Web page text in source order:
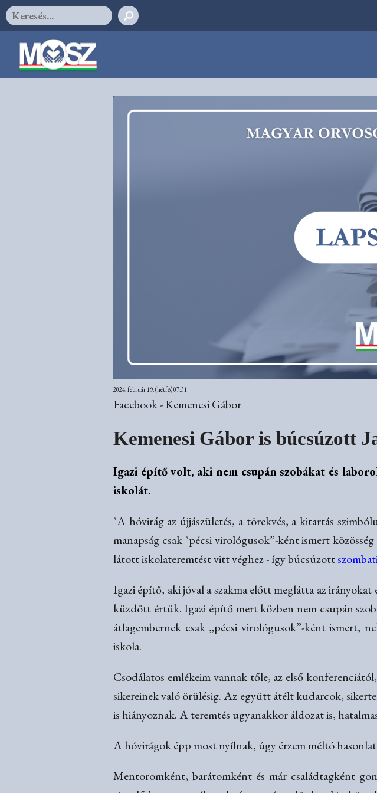
2024. február 19. (hétfő) 07:31
Facebook - Kemenesi Gábor
Kemenesi Gábor is búcsúzott
Igazi építő volt, aki nem csupán szobákat és
iskolát.
"A hóvirág az újjászületés, a törekvés, a kitartás
manapság csak "pécsi virológusok”-ként ismert
látott iskolateremtést vitt véghez - így búcsúzott
Igazi építő, aki jóval a szakma előtt meglátta az
küzdött értük. Igazi építő mert közben nem csupán
átlagembernek csak „pécsi virológusok”-ként ismert,
iskola.
Csodálatos emlékeim vannak tőle, az első
sikereinek való örülésig. Az együtt átélt kudarcok,
is hiányoznak. A teremtés ugyanakkor áldozat is,
A hóvirágok épp most nyílnak, úgy érzem méltó hasonlat
Mentoromként, barátomként és már családtagként